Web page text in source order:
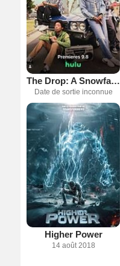
The Drop: A Snowfall Saga
Date de sortie inconnue
Higher Power
14 août 2018